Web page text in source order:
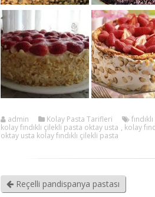
admin Kolay Pasta Tarifleri
kolay fındıklı çilekli pasta oktay usta , kolay
oktay usta kolay fındıklı çilekli pasta
Reçelli pandispanya pastası